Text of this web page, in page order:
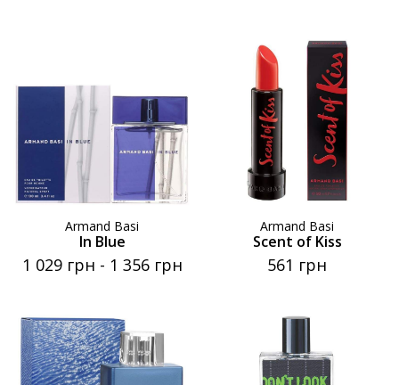
Armand Basi
In Blue
1 029 грн - 1 356 грн
Armand Basi
Scent of Kiss
561 грн